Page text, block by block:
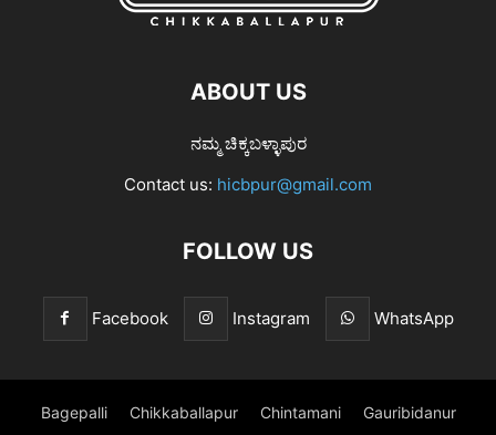
ABOUT US
ನಮ್ಮ ಚಿಕ್ಕಬಳ್ಳಾಪುರ
Contact us: hicbpur@gmail.com
FOLLOW US
Facebook Instagram WhatsApp
Bagepalli Chikkaballapur Chintamani Gauribidanur